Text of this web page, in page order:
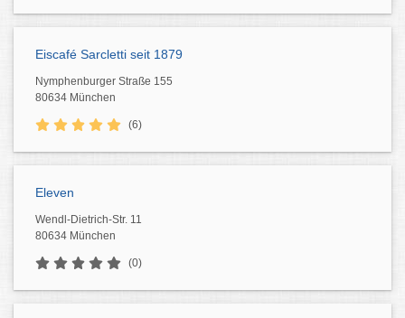
Eiscafé Sarcletti seit 1879
Nymphenburger Straße 155
80634 München
(6)
Eleven
Wendl-Dietrich-Str. 11
80634 München
(0)